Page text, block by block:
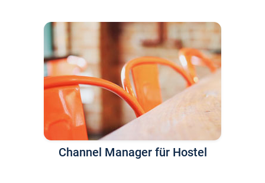
Channel Manager für Hostel